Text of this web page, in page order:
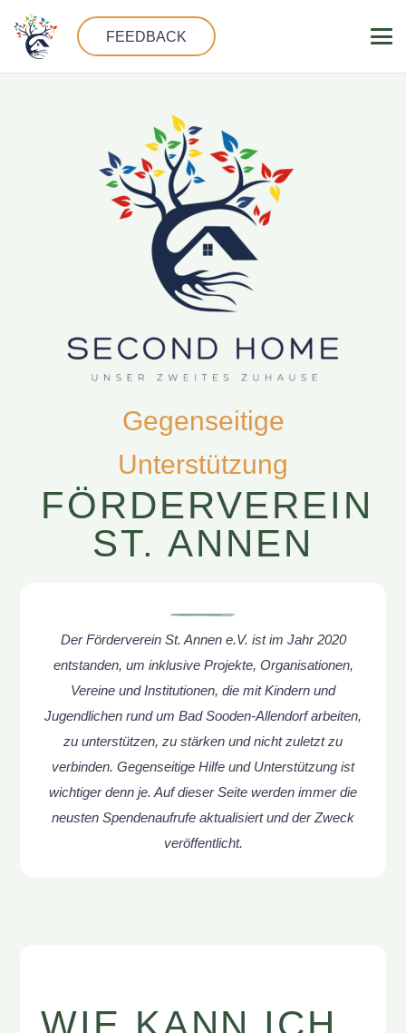
FEEDBACK
Gegenseitige
Unterstützung
FÖRDERVEREIN
ST. ANNEN
Der Förderverein St. Annen e.V. ist im Jahr 2020
entstanden, um inklusive Projekte, Organisationen,
Vereine und Institutionen, die mit Kindern und
Jugendlichen rund um Bad Sooden-Allendorf arbeiten,
zu unterstützen, zu stärken und nicht zuletzt zu
verbinden. Gegenseitige Hilfe und Unterstützung ist
wichtiger denn je. Auf dieser Seite werden immer die
neusten Spendenaufrufe aktualisiert und der Zweck
veröffentlicht.
WIE KANN ICH